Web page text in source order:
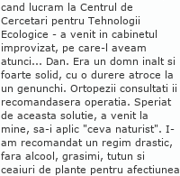
cand lucram la Centrul de
Cercetari pentru Tehnologii
Ecologice - a venit in cabinetul
improvizat, pe care-l aveam
atunci... Dan. Era un domn inalt si
foarte solid, cu o durere atroce la
un genunchi. Ortopezii consultati ii
recomandasera operatia. Speriat
de aceasta solutie, a venit la
mine, sa-i aplic "ceva naturist". I-
am recomandat un regim drastic,
fara alcool, grasimi, tutun si
ceaiuri de plante pentru afectiunea